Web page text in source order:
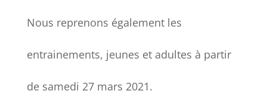
Nous reprenons également les
entrainements, jeunes et adultes à partir
de samedi 27 mars 2021.